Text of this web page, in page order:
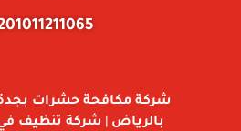
شركة مكافحة حشرات
بالرياض
شركة تنظيف